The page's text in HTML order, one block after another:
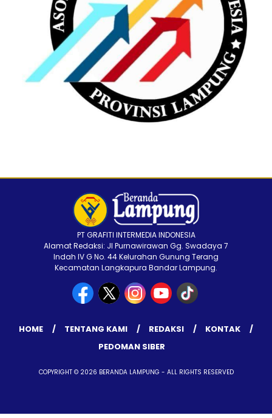
PT GRAFITI INTERMEDIA INDONESIA
Alamat Redaksi: Jl Purnawirawan Gg. Swadaya 7
Indah IV G No. 44 Kelurahan Gunung Terang
Kecamatan Langkapura Bandar Lampung.
HOME TENTANG KAMI REDAKSI
KONTAK
PEDOMAN SIBER
COPYRIGHT © 2026 BERANDA LAMPUNG - ALL RIGHTS RESERVED